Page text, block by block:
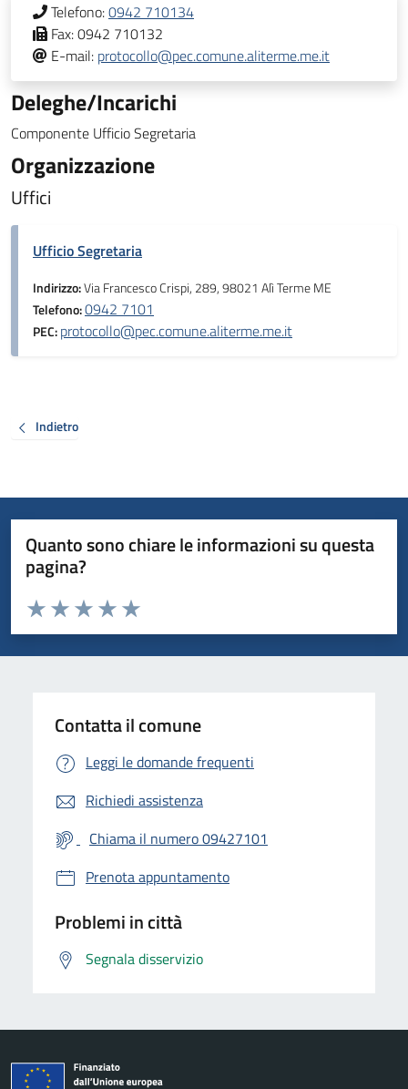
Telefono:0942 710134
Fax:0942 710132
E-mail: protocollo@pec.comune.aliterme.me.it
Deleghe/Incarichi
Componente Ufficio Segretaria
Organizzazione
Uffici
Ufficio Segretaria
Indirizzo:Via Francesco Crispi, 289, 98021 Alì Terme ME
Telefono:0942 7101
PEC:protocollo@pec.comune.aliterme.me.it
Indietro
Quanto sono chiare le informazioni su questa
pagina?
Valuta da 1 a 5 stelle la pagina
Valuta 5 stelle su 5
Valuta 4 stelle su 5
Valuta 3 stelle su 5
Valuta 2 stelle su 5
Valuta 1 stelle su 5
Contatta il comune
Leggi le domande frequenti
Richiedi assistenza
Chiama il numero 09427101
Prenota appuntamento
Problemi in città
Segnala disservizio